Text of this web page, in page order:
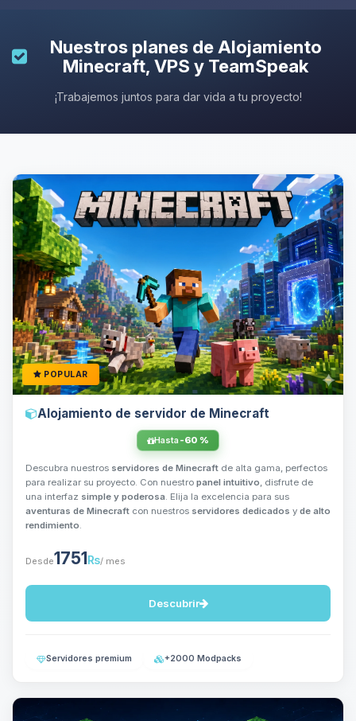
Nuestros planes de Alojamiento
Minecraft, VPS y TeamSpeak
¡Trabajemos juntos para dar vida a tu proyecto!
POPULAR
Alojamiento de servidor de Minecraft
Hasta -60 %
Descubra nuestros servidores de Minecraft de alta gama, perfectos
para realizar su proyecto. Con nuestro panel intuitivo, disfrute de
una interfaz simple y poderosa. Elija la excelencia para sus
aventuras de Minecraft con nuestros servidores dedicados y de alto
rendimiento.
Desde1751 ₨/ mes
Descubrir
Servidores premium +2000 Modpacks